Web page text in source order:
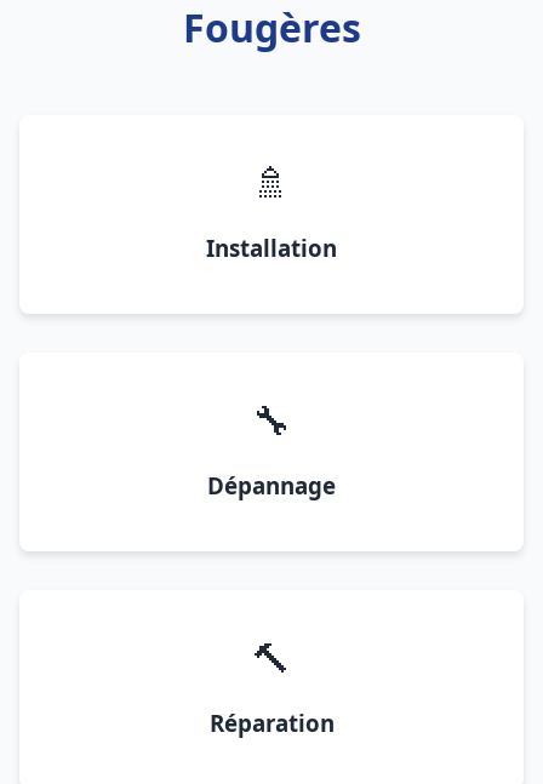
Fougères
🚿
Installation
🔧
Dépannage
🔨
Réparation